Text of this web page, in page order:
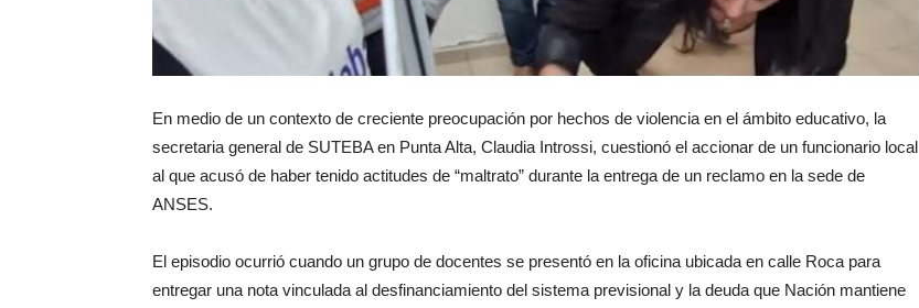
En medio de un contexto de creciente preocupación por hechos de violencia en el ámbito educativo, la
secretaria general de SUTEBA en Punta Alta, Claudia Introssi, cuestionó el accionar de un funcionario local
al que acusó de haber tenido actitudes de “maltrato” durante la entrega de un reclamo en la sede de
ANSES.
El episodio ocurrió cuando un grupo de docentes se presentó en la oficina ubicada en calle Roca para
entregar una nota vinculada al desfinanciamiento del sistema previsional y la deuda que Nación mantiene